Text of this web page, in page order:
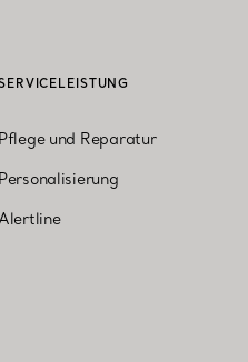
Pflege und Reparatur
Personalisierung